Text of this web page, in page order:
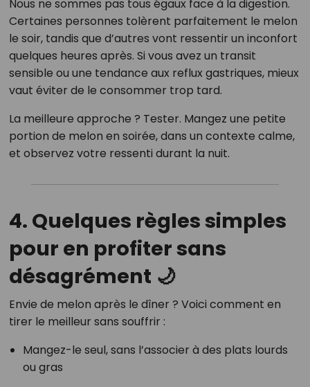
Nous ne sommes pas tous égaux face à la digestion.
Certaines personnes tolèrent parfaitement le melon
le soir, tandis que d’autres vont ressentir un inconfort
quelques heures après. Si vous avez un transit
sensible ou une tendance aux reflux gastriques, mieux
vaut éviter de le consommer trop tard.
La meilleure approche ? Tester. Mangez une petite
portion de melon en soirée, dans un contexte calme,
et observez votre ressenti durant la nuit.
4. Quelques règles simples
pour en profiter sans
désagrément 🌙
Envie de melon après le dîner ? Voici comment en
tirer le meilleur sans souffrir :
Mangez-le seul, sans l’associer à des plats lourds
ou gras